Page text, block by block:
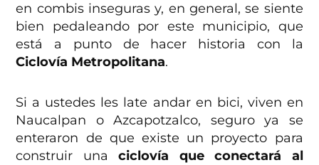
en combis inseguras y, en general, se siente
bien pedaleando por este municipio, que
está a punto de hacer historia con la
Ciclovía Metropolitana.
Si a ustedes les late andar en bici, viven en
Naucalpan o Azcapotzalco, seguro ya se
enteraron de que existe un proyecto para
construir unaciclovía que conectará al